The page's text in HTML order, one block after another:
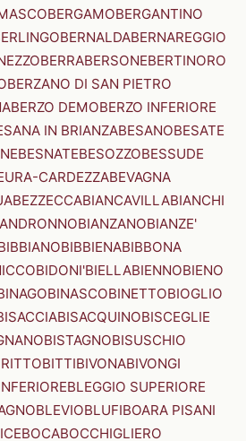
BERGAMOBERGANTINO
BERNALDABERNAREGGIO
BERRABERSONEBERTINORO
BERZANO DI SAN PIETRO
BERZO DEMOBERZO INFERIORE
IN BRIANZABESANOBESATE
BESNATEBESOZZOBESSUDE
CARDEZZABEVAGNA
BEZZECCABIANCAVILLABIANCHI
BIANZANOBIANZE'
BIBBIENABIBBONA
BIDONI'BIELLABIENNOBIENO
BINASCOBINETTOBIOGLIO
BISACQUINOBISCEGLIE
BISTAGNOBISUSCHIO
BITTIBIVONABIVONGI
BLEGGIO SUPERIORE
BLEVIOBLUFIBOARA PISANI
BOCABOCCHIGLIERO